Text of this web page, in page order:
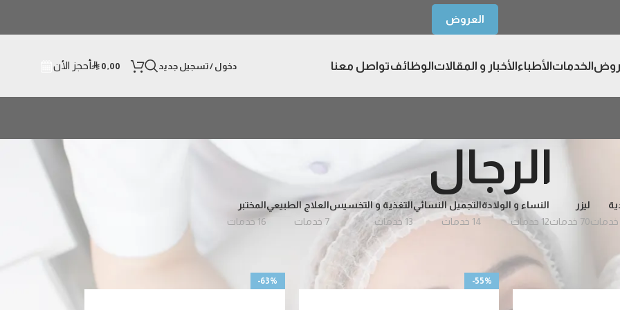
العروض
الخدماتالأطباءالأخبار و المقالاتالوظائفتواصل معنا دخول / تسجيل جديد ⃁ 0,00 أحجز الأن
الرجال
ليزر
70 خدمات
النساء و الولادة
12 خدمات
التجميل النسائي
14 خدمات
التغذية و التخسيس
13 خدمات
العلاج الطبيعي
7 خدمات
المختبر
16 خدمات
عرض
-55%
-63%